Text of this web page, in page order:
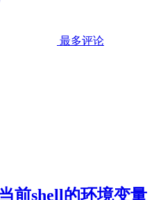
最多评论
前shell的环境变量